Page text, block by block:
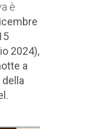
è
2024),
a